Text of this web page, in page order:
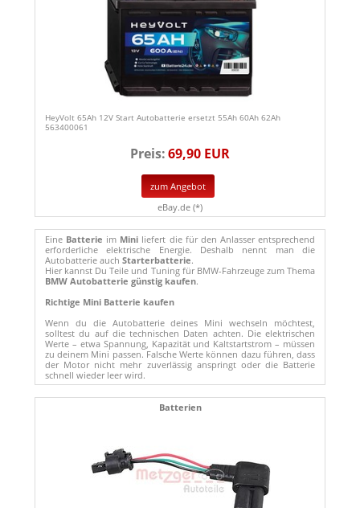
HeyVolt 65Ah 12V Start Autobatterie ersetzt 55Ah 60Ah 62Ah
563400061
Preis:69,90 EUR
zum Angebot
eBay.de (*)
Eine Batterie im Mini liefert die für den Anlasser entsprechend
erforderliche elektrische Energie. Deshalb nennt man die
Autobatterie auch Starterbatterie.
Hier kannst Du Teile und Tuning für BMW-Fahrzeuge zum Thema
BMW Autobatterie günstig kaufen.
Richtige Mini Batterie kaufen
Wenn du die Autobatterie deines Mini wechseln möchtest,
solltest du auf die technischen Daten achten. Die elektrischen
Werte – etwa Spannung, Kapazität und Kaltstartstrom – müssen
zu deinem Mini passen. Falsche Werte können dazu führen, dass
der Motor nicht mehr zuverlässig anspringt oder die Batterie
schnell wieder leer wird.
Batterien